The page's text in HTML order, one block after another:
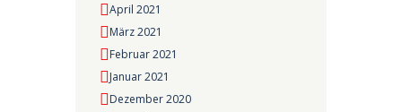
April 2021
März 2021
Februar 2021
Januar 2021
Dezember 2020